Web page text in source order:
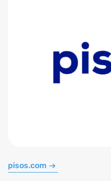
pisos.com